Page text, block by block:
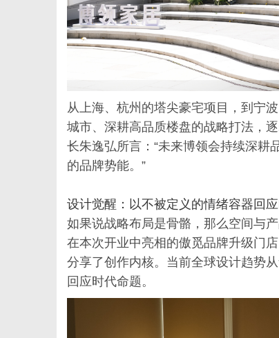
从上海、杭州的塔尖豪宅项目，到宁
城市、深耕高品质楼盘的战略打法，
长朱逸弘所言：“未来博领会持续深耕
的品牌势能。”
设计觉醒：以不被定义的情绪容器回
如果说战略布局是骨骼，那么空间与产
在本次开业中亮相的傲觅品牌升级门
分享了创作内核。当前全球设计趋势
回应时代命题。